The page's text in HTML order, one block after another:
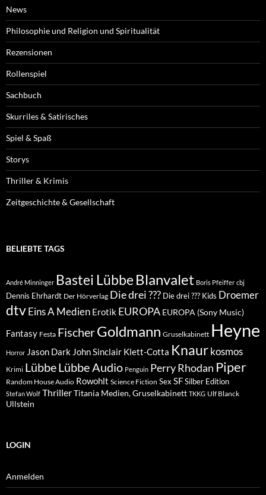
News
Philosophie und Religion und Spiritualität
Rezensionen
Rollenspiel
Sachbuch
Skurriles & Satirisches
Spiel & Spaß
Storys
Thriller & Krimis
Zeitgeschichte & Gesellschaft
BELIEBTE TAGS
André Minninger Bastei Lübbe Blanvalet Boris Pfeiffer cbj
Dennis Ehrhardt Der Hörverlag Die drei ??? Die drei ??? Kids Droemer
dtvEins A Medien Erotik EUROPA EUROPA (Sony Music)
Fantasy Festa FischerGoldmann Gruselkabinett Heyne
Horror Jason Dark John Sinclair Klett-Cotta Knaur kosmos
Krimi LübbeLübbe Audio Penguin Perry Rhodan Piper
Random House Audio Rowohlt Science Fiction Sex SFSilber Edition
Stefan Wolf ThrillerTitania Medien, Gruselkabinett TKKG Ulf Blanck
Ullstein
LOGIN
Anmelden